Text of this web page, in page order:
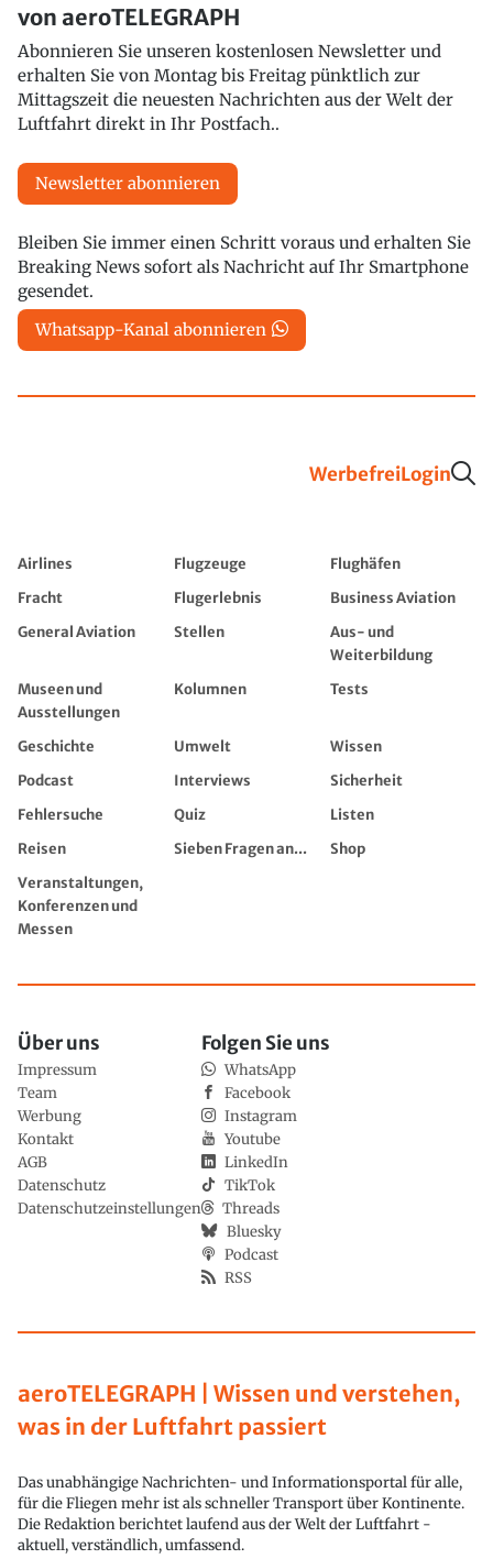
von aeroTELEGRAPH
Abonnieren Sie unseren kostenlosen Newsletter und
erhalten Sie von Montag bis Freitag pünktlich zur
Mittagszeit die neuesten Nachrichten aus der Welt der
Luftfahrt direkt in Ihr Postfach..
Newsletter abonnieren
Bleiben Sie immer einen Schritt voraus und erhalten Sie
Breaking News sofort als Nachricht auf Ihr Smartphone
gesendet.
Whatsapp-Kanal abonnieren
WerbefreiLogin
Airlines Flugzeuge
Flughäfen
Fracht
Flugerlebnis
Business Aviation
General Aviation
Stellen
Aus- und
Weiterbildung
Museen und
Ausstellungen
Kolumnen Tests
Geschichte Umwelt
Wissen
Podcast
Interviews
Sicherheit
Fehlersuche
Quiz
Listen
Reisen
Sieben Fragen an...
Shop
Veranstaltungen,
Konferenzen und
Messen
aeroTELEGRAPH | Wissen und verstehen,
was in der Luftfahrt passiert
Das unabhängige Nachrichten- und Informationsportal für alle,
für die Fliegen mehr ist als schneller Transport über Kontinente.
Die Redaktion berichtet laufend aus der Welt der Luftfahrt -
aktuell, verständlich, umfassend.
Über uns
Impressum
Team
Werbung
Kontakt
AGB
Datenschutz
Datenschutzeinstellungen
Folgen Sie uns
WhatsApp
Facebook
Instagram
Youtube
LinkedIn
TikTok
Threads
Bluesky
Podcast
RSS